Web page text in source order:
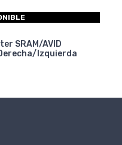
NO DISPONIBLE
Freno/Shifter SRAM/AVID
Colocacion Derecha